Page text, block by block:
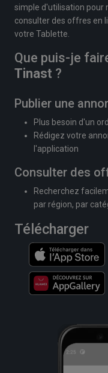
simple d'utilisation pour
consulter des offres en
votre Tablette.
Que puis-je
Tinast ?
Publier une
Plus besoin d'un
Rédigez votre
l'application
Consulter des
Recherchez
par région, par
Télécharger